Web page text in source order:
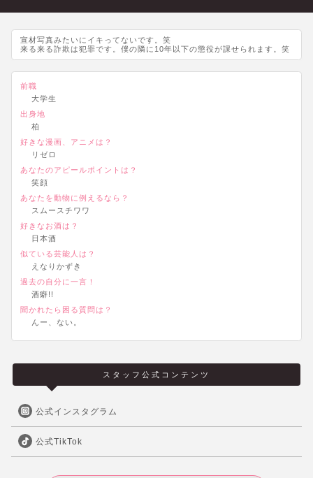
宣材写真みたいにイキってないです。笑
来る来る詐欺は犯罪です。僕の隣に10年以下の懲役が課せられます。笑
前職
大学生
出身地
柏
好きな漫画、アニメは？
リゼロ
あなたのアピールポイントは？
笑顔
あなたを動物に例えるなら？
スムースチワワ
好きなお酒は？
日本酒
似ている芸能人は？
えなりかずき
過去の自分に一言！
酒癖!!
聞かれたら困る質問は？
んー、ない。
スタッフ公式コンテンツ
公式インスタグラム
公式TikTok